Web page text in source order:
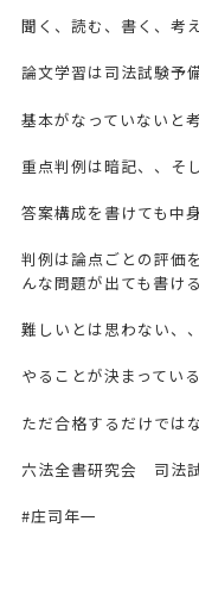
聞く、読む、書く、考
論文学習は司法試験予
基本がなっていないと
重点判例は暗記、、そ
答案構成を書けても中
判例は論点ごとの評価
んな問題が出ても書け
難しいとは思わない、
やることが決まってい
ただ合格するだけでは
六法全書研究会 司法
#庄司年一